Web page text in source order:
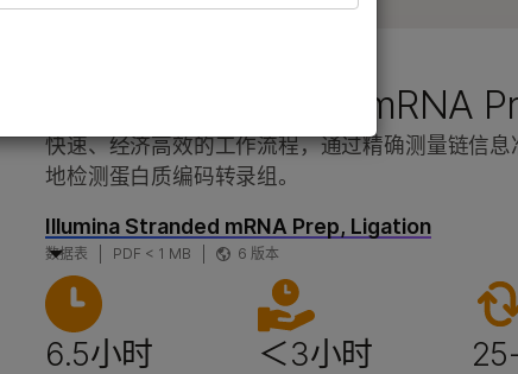
Illumina Stranded mRNA
快速、经济高效的工作流程，通过精确测量链信息
地检测蛋白质编码转录组。
Illumina Stranded mRNA Prep, Ligation
数据表 PDF < 1 MB 6 版本
6.5小时 ＜3小时